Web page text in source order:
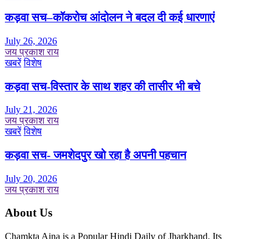
कड़वा सच–कॉकरोच आंदोलन ने बदल दी कई धारणाएं
July 26, 2026
जय प्रकाश राय
खबरें विशेष
कड़वा सच-विस्तार के साथ शहर की तासीर भी बचे
July 21, 2026
जय प्रकाश राय
खबरें विशेष
कड़वा सच- जमशेदपुर खो रहा है अपनी पहचान
July 20, 2026
जय प्रकाश राय
About Us
Chamkta Aina is a Popular Hindi Daily of Jharkhand. Its